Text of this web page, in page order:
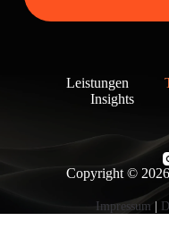
Leistungen
Insights
Copyright ©
Impressum